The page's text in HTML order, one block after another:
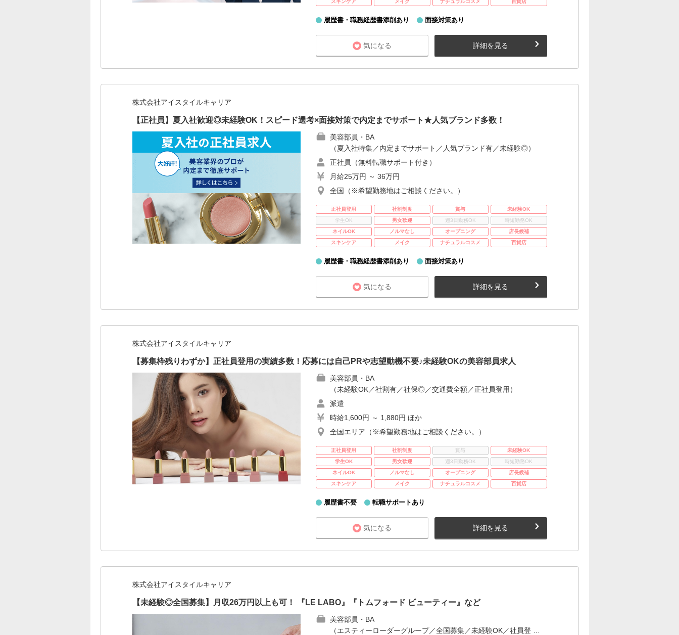
スキンケア
メイク ナチュラルコスメ 百貨店
履歴書・職務経歴書添削あり 面接対策あり
気になる 詳細を見る
株式会社アイスタイルキャリア
【正社員】夏入社歓迎◎未経験OK！スピード選考×面接対策で内定までサポート★人気ブランド多数！
美容部員・BA
（夏入社特集／内定までサポート／人気ブランド有／未経験◎）
正社員（無料転職サポート付き）
月給25万円 ～ 36万円
全国（※希望勤務地はご相談ください。）
正社員登用 社割制度 賞与
未経験OK
学生OK
男女歓迎 週3日勤務OK
時短勤務OK
ネイルOK
ノルマなし オープニング
店長候補
スキンケア
メイク ナチュラルコスメ 百貨店
履歴書・職務経歴書添削あり 面接対策あり
気になる 詳細を見る
株式会社アイスタイルキャリア
【募集枠残りわずか】正社員登用の実績多数！応募には自己PRや志望動機不要♪未経験OKの美容部員求人
美容部員・BA
（未経験OK／社割有／社保◎／交通費全額／正社員登用）
派遣
時給1,600円 ～ 1,880円 ほか
全国エリア（※希望勤務地はご相談ください。）
正社員登用 社割制度 賞与
未経験OK
学生OK
男女歓迎 週3日勤務OK
時短勤務OK
ネイルOK
ノルマなし オープニング
店長候補
スキンケア
メイク ナチュラルコスメ 百貨店
履歴書不要 転職サポートあり
気になる 詳細を見る
株式会社アイスタイルキャリア
【未経験◎全国募集】月収26万円以上も可！ 『LE LABO』『トムフォード ビューティー』など
美容部員・BA
（エスティーローダーグループ／全国募集／未経験OK／社員登 …